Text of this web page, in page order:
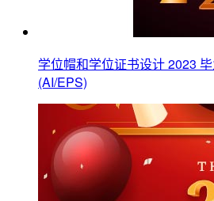
学位帽和学位证书设计 2023
(AI/EPS)